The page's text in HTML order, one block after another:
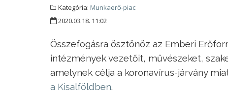
Kategória: Munkaerő-piac
2020.03.18. 11:02
Összefogásra ösztönöz az Emberi
intézmények vezetőit, művészeket,
amelynek célja a koronavírus-járvány
a Kisalföldben.